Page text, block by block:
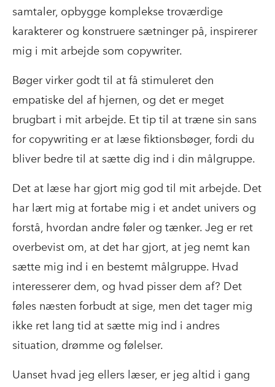
samtaler, opbygge komplekse troværdige
karakterer og konstruere sætninger på, inspirerer
mig i mit arbejde som copywriter.
Bøger virker godt til at få stimuleret den
empatiske del af hjernen, og det er meget
brugbart i mit arbejde. Et tip til at træne sin sans
for copywriting er at læse fiktionsbøger, fordi du
bliver bedre til at sætte dig ind i din målgruppe.
Det at læse har gjort mig god til mit arbejde. Det
har lært mig at fortabe mig i et andet univers og
forstå, hvordan andre føler og tænker. Jeg er ret
overbevist om, at det har gjort, at jeg nemt kan
sætte mig ind i en bestemt målgruppe. Hvad
interesserer dem, og hvad pisser dem af? Det
føles næsten forbudt at sige, men det tager mig
ikke ret lang tid at sætte mig ind i andres
situation, drømme og følelser.
Uanset hvad jeg ellers læser, er jeg altid i gang